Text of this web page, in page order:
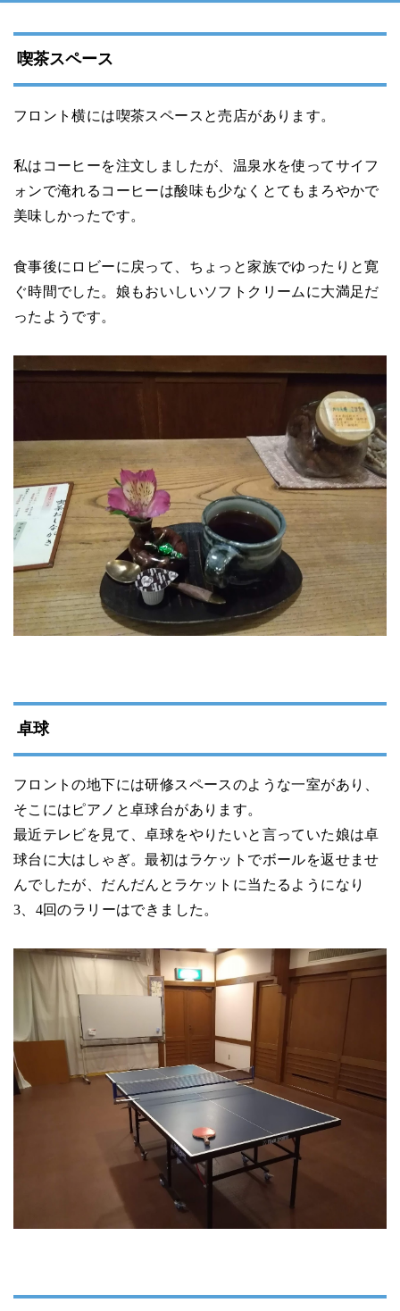
喫茶スペース
フロント横には喫茶スペースと売店があります。
私はコーヒーを注文しましたが、温泉水を使ってサイフ
ォンで淹れるコーヒーは酸味も少なくとてもまろやかで
美味しかったです。
食事後にロビーに戻って、ちょっと家族でゆったりと寛
ぐ時間でした。娘もおいしいソフトクリームに大満足だ
ったようです。
卓球
フロントの地下には研修スペースのような一室があり、
そこにはピアノと卓球台があります。
最近テレビを見て、卓球をやりたいと言っていた娘は卓
球台に大はしゃぎ。最初はラケットでボールを返せませ
んでしたが、だんだんとラケットに当たるようになり
3、4回のラリーはできました。